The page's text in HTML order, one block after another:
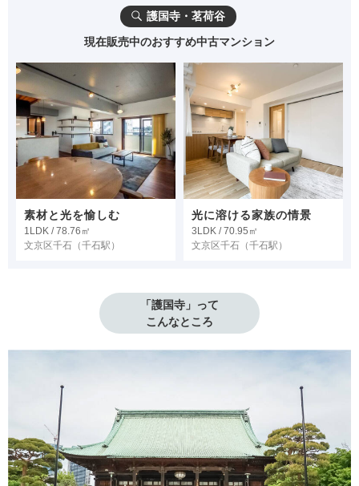
護国寺・茗荷谷
現在販売中のおすすめ中古マンション
素材と光を愉しむ
1LDK / 78.76㎡
文京区千石 （千石駅）
光に溶ける家族の情景
3LDK / 70.95㎡
文京区千石 （千石駅）
「護国寺」って
こんなところ